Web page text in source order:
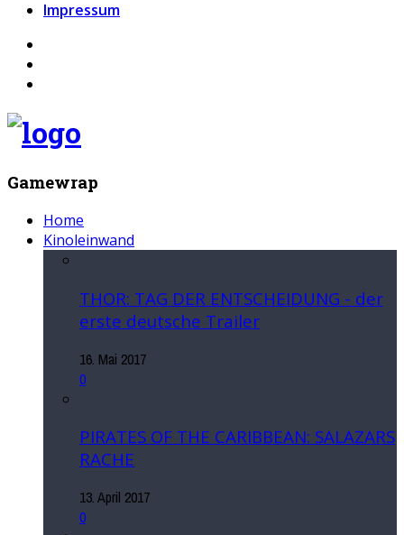
Impressum
Gamewrap
Home
Kinoleinwand
THOR: TAG DER ENTSCHEIDUNG - der
erste deutsche Trailer
16. Mai 2017
0
PIRATES OF THE CARIBBEAN: SALAZARS
RACHE
13. April 2017
0